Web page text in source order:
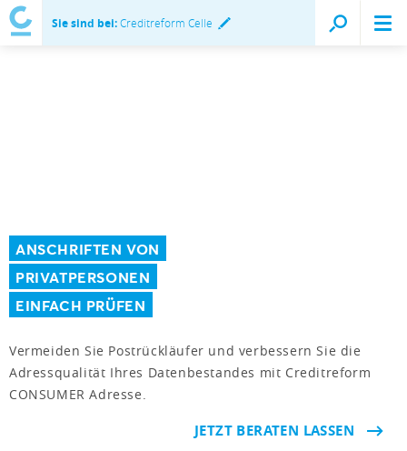
Sie sind bei:Creditreform Celle
ANSCHRIFTEN VON
PRIVATPERSONEN
EINFACH PRÜFEN
Vermeiden Sie Postrückläufer und verbessern Sie die
Adressqualität Ihres Datenbestandes mit Creditreform
CONSUMER Adresse.
JETZT BERATEN LASSEN